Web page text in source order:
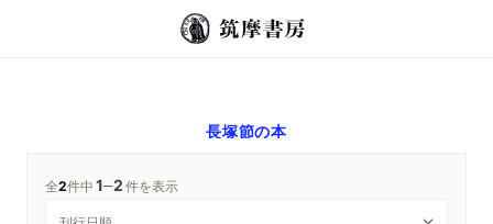
長塚節の本
全2件中1─2件を表示